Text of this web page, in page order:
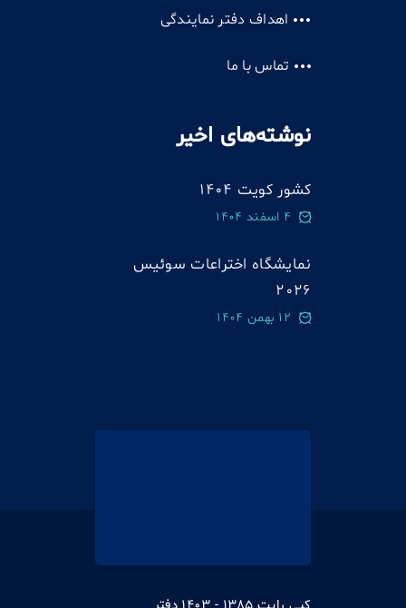
اهداف دفتر نمایندگی
تماس با ما
نوشته‌های اخیر
کشور کویت 1404
4 اسفند 1404
نمایشگاه اختراعات سوئيس
2026
12 بهمن 1404